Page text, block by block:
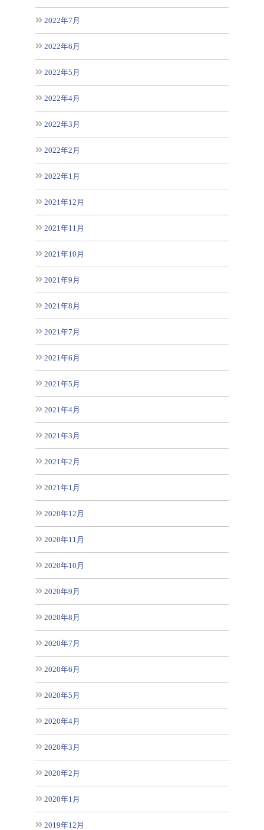
2022年7月
2022年6月
2022年5月
2022年4月
2022年3月
2022年2月
2022年1月
2021年12月
2021年11月
2021年10月
2021年9月
2021年8月
2021年7月
2021年6月
2021年5月
2021年4月
2021年3月
2021年2月
2021年1月
2020年12月
2020年11月
2020年10月
2020年9月
2020年8月
2020年7月
2020年6月
2020年5月
2020年4月
2020年3月
2020年2月
2020年1月
2019年12月